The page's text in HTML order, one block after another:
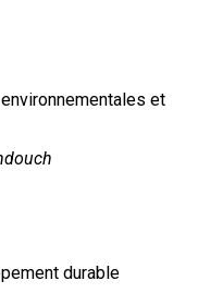
et
durable